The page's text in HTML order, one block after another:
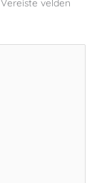
Vereiste velden